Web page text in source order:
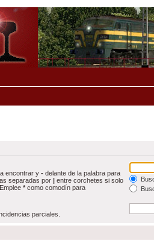
encontrar y - delante de la palabra para
separadas por | entre corchetes si solo
* como comodín para
parciales.